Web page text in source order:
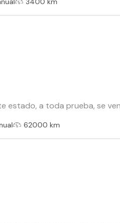
estado, a toda prueba, se
62000 km